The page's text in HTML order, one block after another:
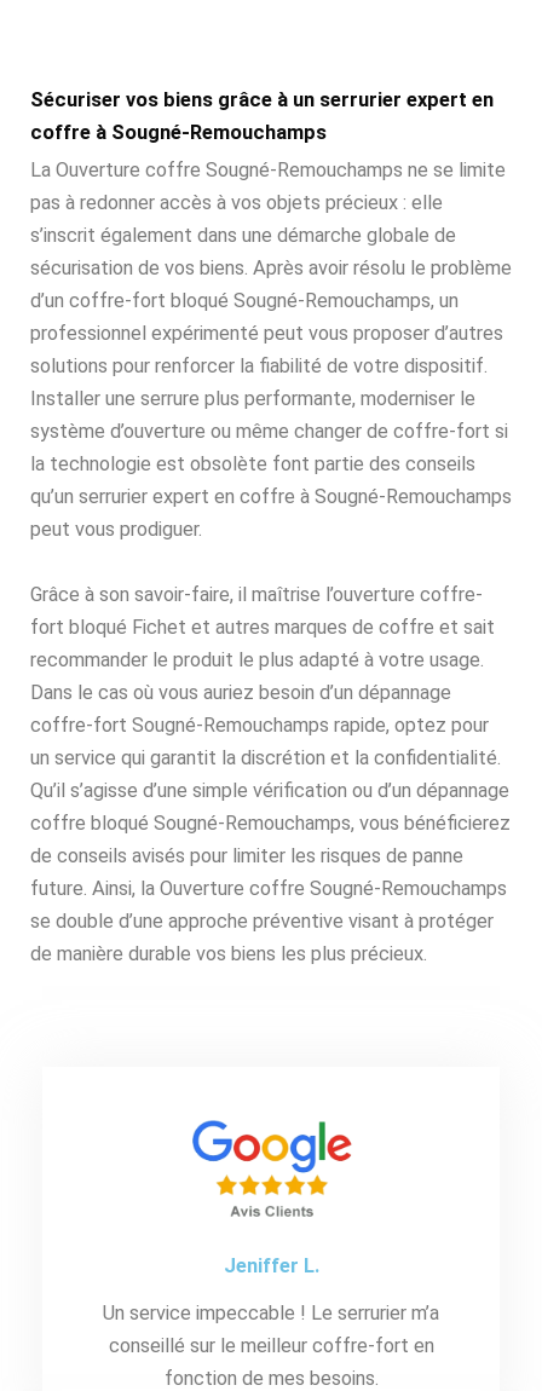
Sécuriser vos biens grâce à un serrurier expert en
coffre à Sougné-Remouchamps
La Ouverture coffre Sougné-Remouchamps ne se limite
pas à redonner accès à vos objets précieux : elle
s’inscrit également dans une démarche globale de
sécurisation de vos biens. Après avoir résolu le problème
d’un coffre-fort bloqué Sougné-Remouchamps, un
professionnel expérimenté peut vous proposer d’autres
solutions pour renforcer la fiabilité de votre dispositif.
Installer une serrure plus performante, moderniser le
système d’ouverture ou même changer de coffre-fort si
la technologie est obsolète font partie des conseils
qu’un serrurier expert en coffre à Sougné-Remouchamps
peut vous prodiguer.
Grâce à son savoir-faire, il maîtrise l’ouverture coffre-
fort bloqué Fichet et autres marques de coffre et sait
recommander le produit le plus adapté à votre usage.
Dans le cas où vous auriez besoin d’un dépannage
coffre-fort Sougné-Remouchamps rapide, optez pour
un service qui garantit la discrétion et la confidentialité.
Qu’il s’agisse d’une simple vérification ou d’un dépannage
coffre bloqué Sougné-Remouchamps, vous bénéficierez
de conseils avisés pour limiter les risques de panne
future. Ainsi, la Ouverture coffre Sougné-Remouchamps
se double d’une approche préventive visant à protéger
de manière durable vos biens les plus précieux.
Jeniffer L.
Un service impeccable ! Le serrurier m’a
conseillé sur le meilleur coffre-fort en
fonction de mes besoins.